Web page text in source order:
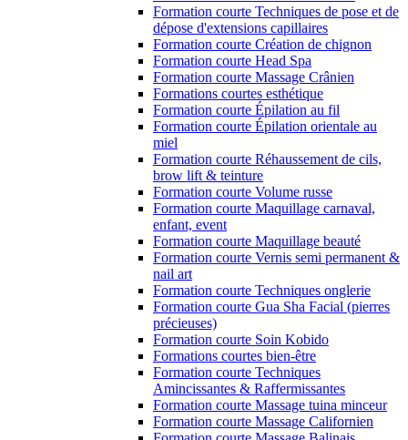
Formation courte Techniques de pose et de
dépose d'extensions capillaires
Formation courte Création de chignon
Formation courte Head Spa
Formation courte Massage Crânien
Formations courtes esthétique
Formation courte Épilation au fil
Formation courte Épilation orientale au
miel
Formation courte Réhaussement de cils,
brow lift & teinture
Formation courte Volume russe
Formation courte Maquillage carnaval,
enfant, event
Formation courte Maquillage beauté
Formation courte Vernis semi permanent &
nail art
Formation courte Techniques onglerie
Formation courte Gua Sha Facial (pierres
précieuses)
Formation courte Soin Kobido
Formations courtes bien-être
Formation courte Techniques
Amincissantes & Raffermissantes
Formation courte Massage tuina minceur
Formation courte Massage Californien